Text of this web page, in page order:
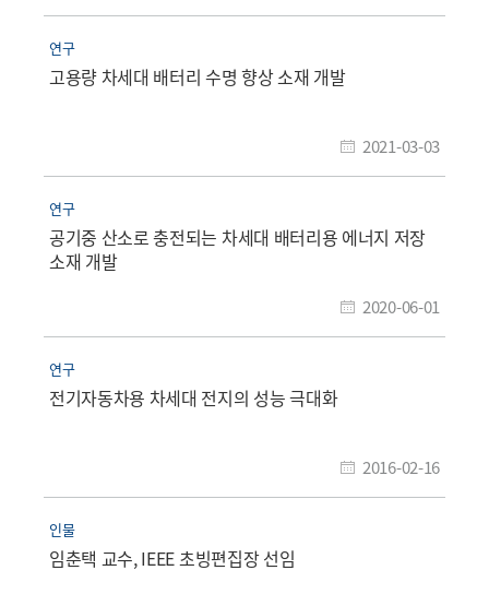
연구
고용량 차세대 배터리 수명 향상 소재 개발
2021-03-03
연구
공기중 산소로 충전되는 차세대 배터리용 에너지 저장
소재 개발
2020-06-01
연구
전기자동차용 차세대 전지의 성능 극대화
2016-02-16
인물
임춘택 교수, IEEE 초빙편집장 선임